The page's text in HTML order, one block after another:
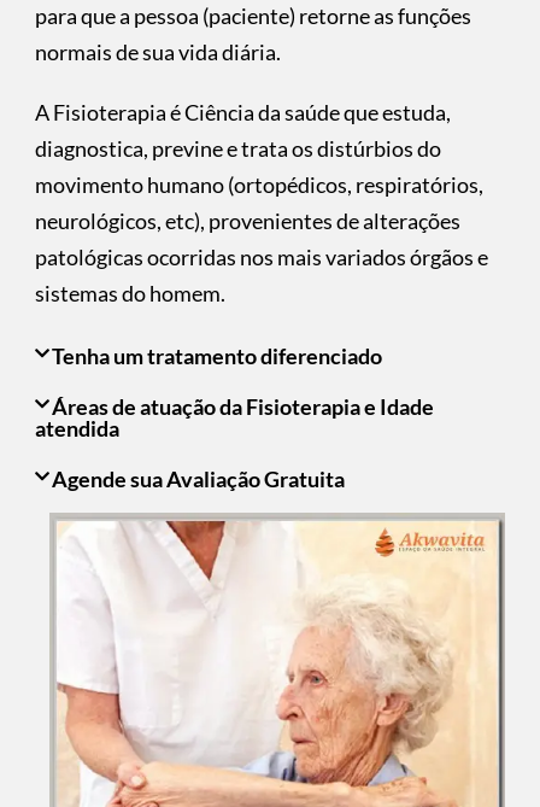
para que a pessoa (paciente) retorne as funções
normais de sua vida diária.
A Fisioterapia é Ciência da saúde que estuda,
diagnostica, previne e trata os distúrbios do
movimento humano (ortopédicos, respiratórios,
neurológicos, etc), provenientes de alterações
patológicas ocorridas nos mais variados órgãos e
sistemas do homem.
Tenha um tratamento diferenciado
Áreas de atuação da Fisioterapia e Idade
atendida
Agende sua Avaliação Gratuita